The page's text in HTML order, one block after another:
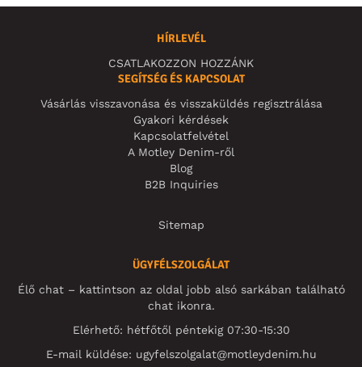
HÍRLEVÉL
CSATLAKOZZON HOZZÁNK
SEGÍTSÉG ÉS KAPCSOLAT
Vásárlás visszavonása és visszaküldés regisztrálása
Gyakori kérdések
Kapcsolatfelvétel
A Motley Denim-ről
Blog
B2B Inquiries
Sitemap
ÜGYFÉLSZOLGÁLAT
Élő chat – kattintson az oldal jobb alsó sarkában található
chat ikonra.
Elérhető: hétfőtől péntekig 07:30-15:30
E-mail küldése: ugyfelszolgalat@motleydenim.hu